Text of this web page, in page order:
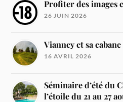
Profiter des images
26 JUIN 2026
Vianney et sa cabane
16 AVRIL 2026
Séminaire d’été du
l’étoile du 21 au 27